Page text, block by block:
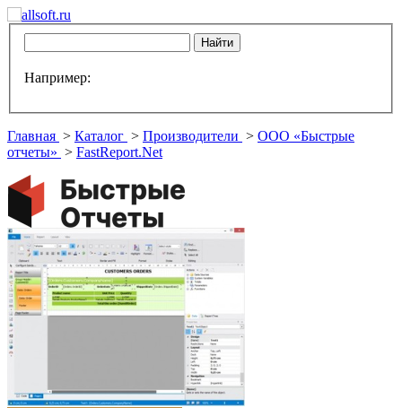
Например:
Главная > Каталог > Производители > ООО «Быстрые
отчеты» > FastReport.Net